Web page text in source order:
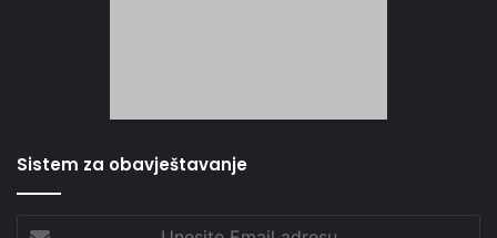
Sistem za obavještavanje